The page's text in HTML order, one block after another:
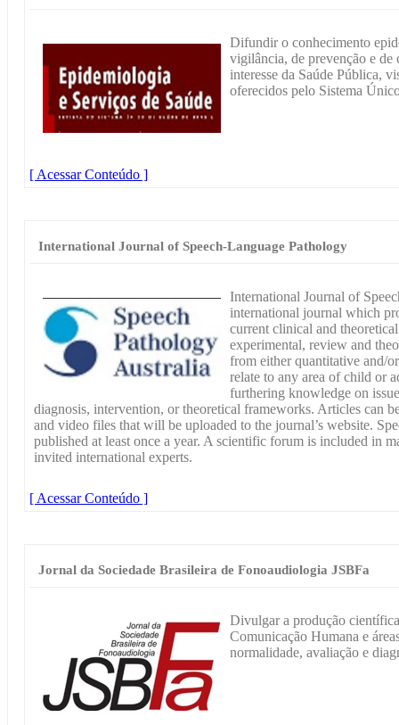
Difundir o conhecimento
vigilância, de prevenção e de
interesse da Saúde Pública,
oferecidos pelo Sistema
[ Acessar Conteúdo ]
International Journal of Speech-Language Pathology
International Journal of
international journal which
current clinical and
experimental, review and
from either quantitative and/
relate to any area of child or
furthering knowledge on
diagnosis, intervention, or theoretical frameworks. Articles can
and video files that will be uploaded to the journal’s website.
published at least once a year. A scientific forum is included in
invited international experts.
[ Acessar Conteúdo ]
Jornal da Sociedade Brasileira de Fonoaudiologia JSBFa
Divulgar a produção
Comunicação Humana e
normalidade, avaliação e